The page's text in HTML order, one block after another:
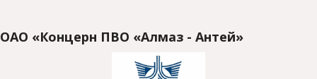
ОАО «Концерн ПВО «Алмаз - Антей»